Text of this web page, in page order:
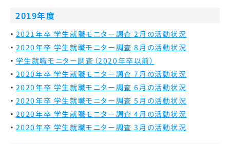
2019年度
2021年卒 学生就職モニター調査 2月の活動状況
2020年卒 学生就職モニター調査 8月の活動状況
学生就職モニター調査（2020年卒以前）
2020年卒 学生就職モニター調査 7月の活動状況
2020年卒 学生就職モニター調査 6月の活動状況
2020年卒 学生就職モニター調査 5月の活動状況
2020年卒 学生就職モニター調査 4月の活動状況
2020年卒 学生就職モニター調査 3月の活動状況